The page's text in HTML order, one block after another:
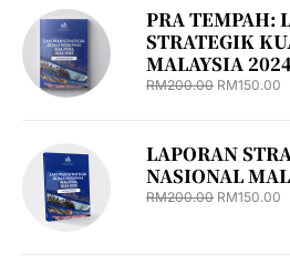
PRA TEMPAH:
STRATEGIK
MALAYSIA
RM200.00 RM150.00
LAPORAN
NASIONAL
RM200.00 RM150.00